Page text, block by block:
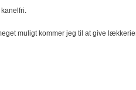
muligt kommer jeg til at give